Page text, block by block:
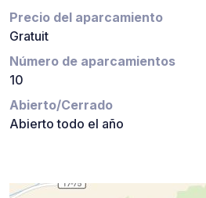
Precio del aparcamiento
Gratuit
Número de aparcamientos
10
Abierto/Cerrado
Abierto todo el año